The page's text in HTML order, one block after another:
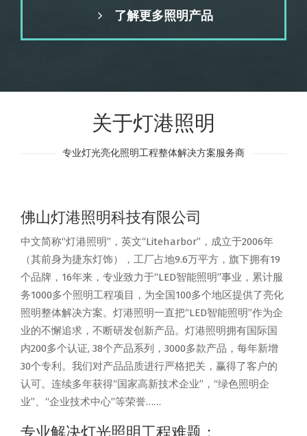
了解更多照明产品
关于灯港照明
专业灯光亮化照明工程整体解决方案服务商
佛山灯港照明科技有限公司
中文简称“灯港照明”，英文“Liteharbor”，成立于2006年
（其前身为捷东灯饰），工厂占地9.6万平方，旗下拥有19
个品牌，16年来，专业致力于“LED智能照明”事业，累计服
务1000多个照明工程项目，为全国100多个地区提供了亮化
照明整体解决方案。灯港照明一直把“LED智能照明”作为企
业的不懈追求，不断研发创新产品。灯港照明拥有国际国
内200多个认证, 38个产品系列，3000多款产品，每年新增
30个专利。我们对产品品质进行严格把关，赢得了客户的
认可。连续多年获得“国家高新技术企业”，“绿色照明企
业”、“企业技术中心”等荣誉……
专业解决灯光照明工程难题：